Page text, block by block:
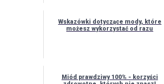
Wskazówki dotyczące mody, które
możesz wykorzystać od razu
Miód prawdziwy 100% - korzyści